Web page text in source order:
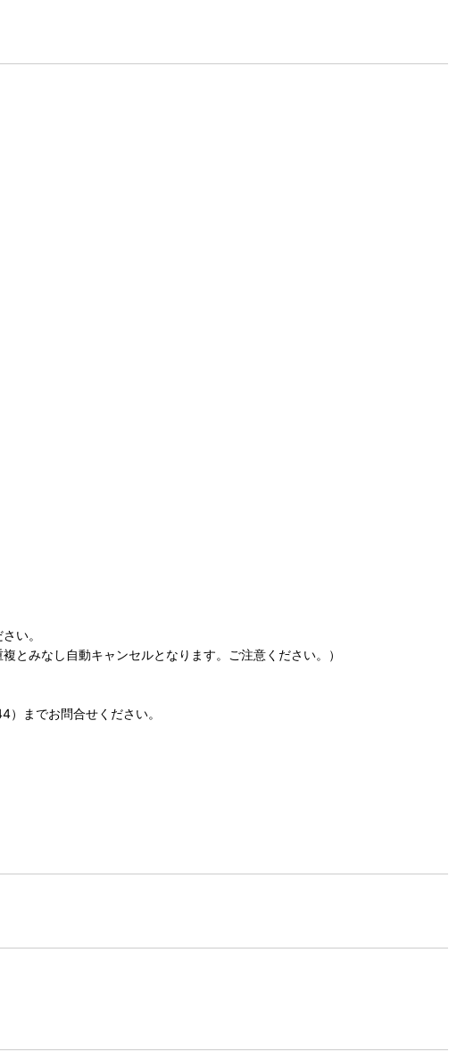
い。
とみなし自動キャンセルとなります。ご注意ください。）
までお問合せください。